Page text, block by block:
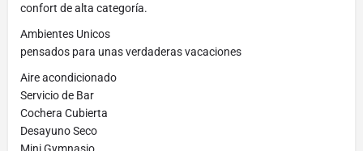
confort de alta categoría.
Ambientes Unicos
pensados para unas verdaderas vacaciones
Aire acondicionado
Servicio de Bar
Cochera Cubierta
Desayuno Seco
Mini Gymnasio